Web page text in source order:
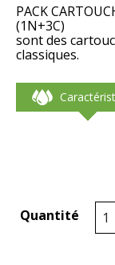
PACK
(1N+3C)
sont des
classiques.
Quantité